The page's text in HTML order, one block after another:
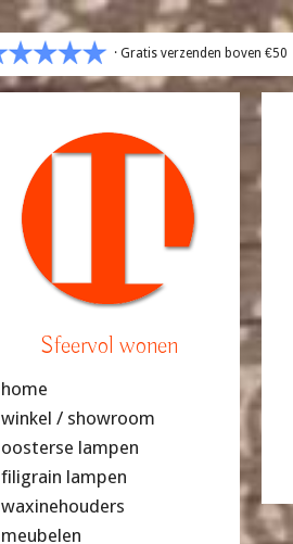
· Gratis verzenden boven €50
Sfeervol wonen
home
winkel / showroom
oosterse lampen
filigrain lampen
waxinehouders
meubelen